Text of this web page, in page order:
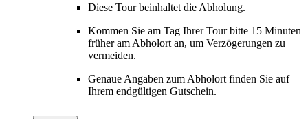
Diese Tour beinhaltet die Abholung.
Kommen Sie am Tag Ihrer Tour bitte 15 Minuten
früher am Abholort an, um Verzögerungen zu
vermeiden.
Genaue Angaben zum Abholort finden Sie auf
Ihrem endgültigen Gutschein.